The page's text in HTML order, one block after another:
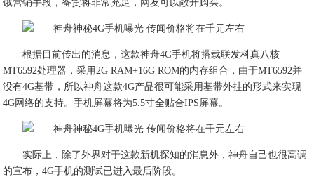
饿营销手段，备货将非常充足，网友可以敞开购买。
根据目前传出的消息，这款神舟4G手机将搭载联发科真八核
MT6592处理器，采用2G RAM+16G ROM的内存组合，由于MT6592并
没有4G基带，所以神舟这款4G产品很可能采用基带外挂的形式来实现
4G网络的支持。手机屏幕将为5.5寸全贴合IPS屏幕。
实际上，除了外界对于这款新机探知的消息外，神舟自己也很高调
的宣布，4G手机的测试已进入最后阶段。